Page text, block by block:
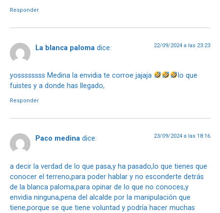
Responder
La blanca paloma dice: 22/09/2024 a las 23:23
yossssssss Medina la envidia te corroe jajaja
lo que
fuistes y a donde has llegado,
Responder
Paco medina dice: 23/09/2024 a las 18:16
a decir la verdad de lo que pasa,y ha pasado,lo que tienes que
conocer el terreno,para poder hablar y no esconderte detrás
de la blanca paloma,para opinar de lo que no conoces,y
envidia ninguna,pena del alcalde por la manipulación que
tiene,porque se que tiene voluntad y podría hacer muchas